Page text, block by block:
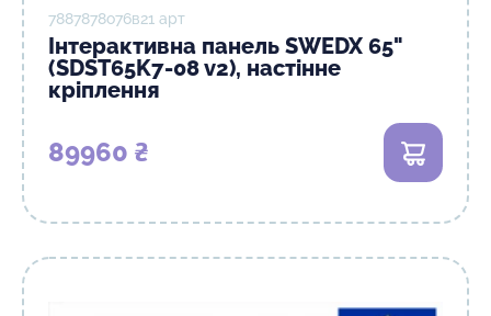
7887878о76в21 арт
Інтерактивна панель SWEDX 65"
(SDST65K7-08 v2), настінне
кріплення
89960 ₴